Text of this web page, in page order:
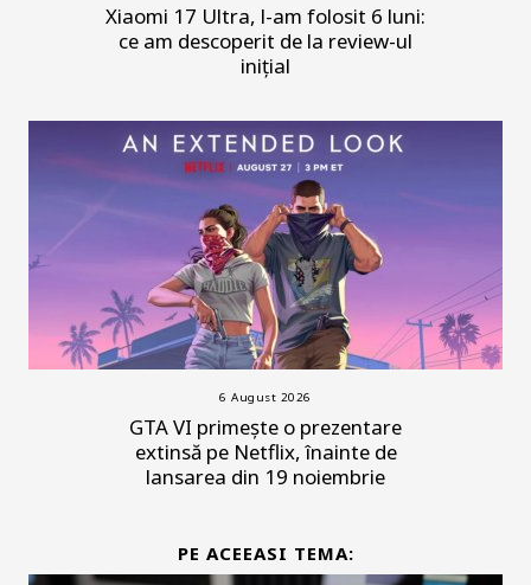
Xiaomi 17 Ultra, l-am folosit 6 luni:
ce am descoperit de la review-ul
inițial
6 August 2026
GTA VI primește o prezentare
extinsă pe Netflix, înainte de
lansarea din 19 noiembrie
PE ACEEASI TEMA: